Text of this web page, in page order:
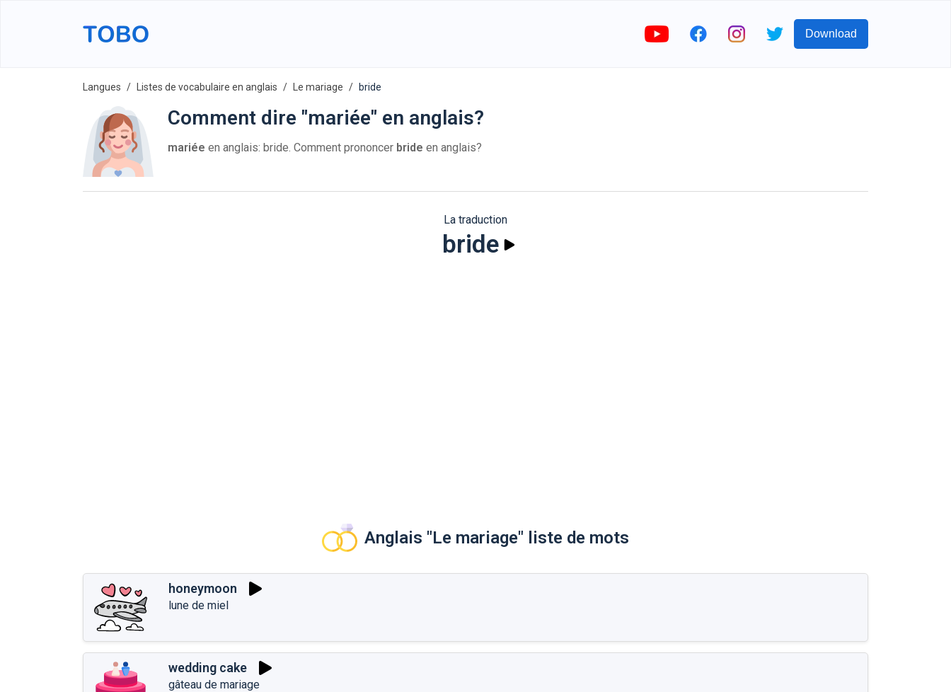
Download
Langues Listes de vocabulaire en anglais Le mariage bride
Comment dire "mariée" en anglais?
mariée en anglais: bride. Comment prononcer bride en anglais?
La traduction
bride
Anglais "Le mariage" liste de mots
honeymoon
lune de miel
wedding cake
gâteau de mariage